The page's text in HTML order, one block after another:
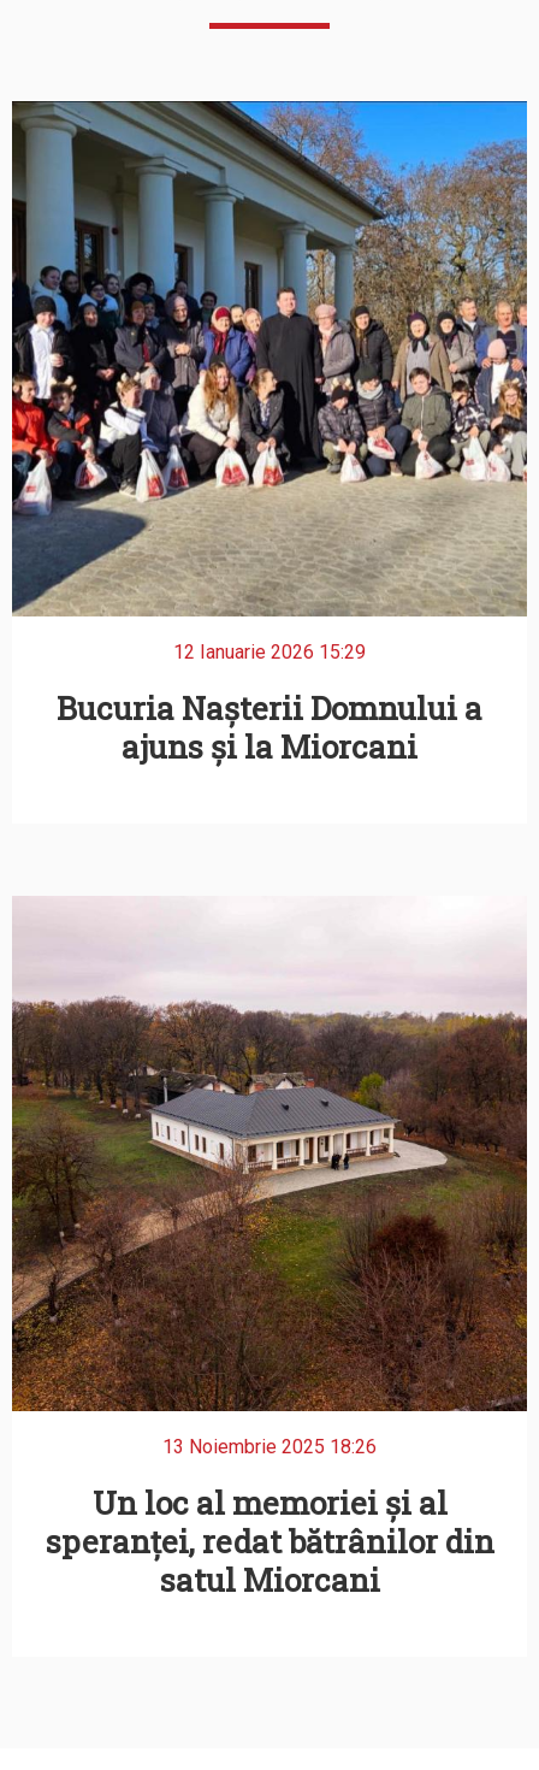
12 Ianuarie 2026 15:29
Bucuria Nașterii Domnului a
ajuns și la Miorcani
13 Noiembrie 2025 18:26
Un loc al memoriei și al
speranței, redat bătrânilor din
satul Miorcani